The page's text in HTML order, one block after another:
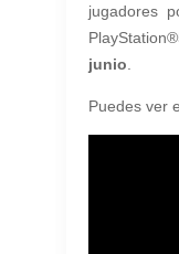
jugadores
junio
Puedes ver